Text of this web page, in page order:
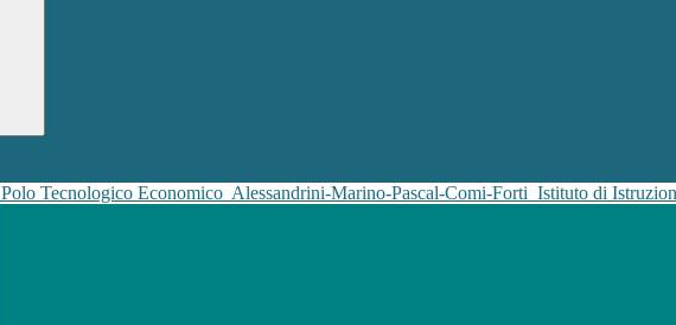
Polo Tecnologico Economico Alessandrini-Marino-Pascal-Comi-Forti Istituto di